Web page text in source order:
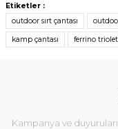
Etiketler :
outdoor sırt çantası
kamp çantası ferrino triolet
Kampanya ve